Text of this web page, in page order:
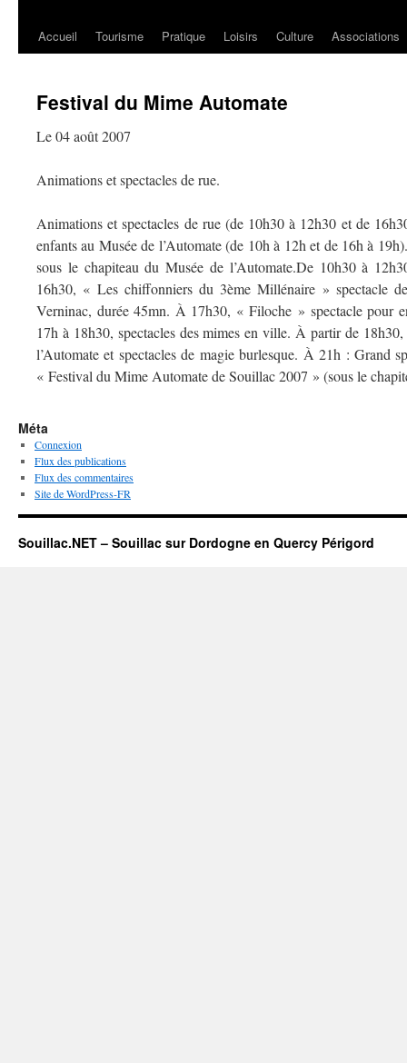
Accueil Tourisme Pratique Loisirs Culture Associations
Festival du Mime Automate
Le 04 août 2007
Animations et spectacles de rue.
Animations et spectacles de rue (de 10h30 à 12h30 et de
enfants au Musée de l’Automate (de 10h à 12h et de 16h à
sous le chapiteau du Musée de l’Automate.De 10h30 à
16h30, « Les chiffonniers du 3ème Millénaire » spectacle
Verninac, durée 45mn. À 17h30, « Filoche » spectacle pour
17h à 18h30, spectacles des mimes en ville. À partir de
l’Automate et spectacles de magie burlesque. À 21h : Grand
« Festival du Mime Automate de Souillac 2007 » (sous le
Méta
Connexion
Flux des publications
Flux des commentaires
Site de WordPress-FR
Souillac.NET – Souillac sur Dordogne en Quercy Périgord